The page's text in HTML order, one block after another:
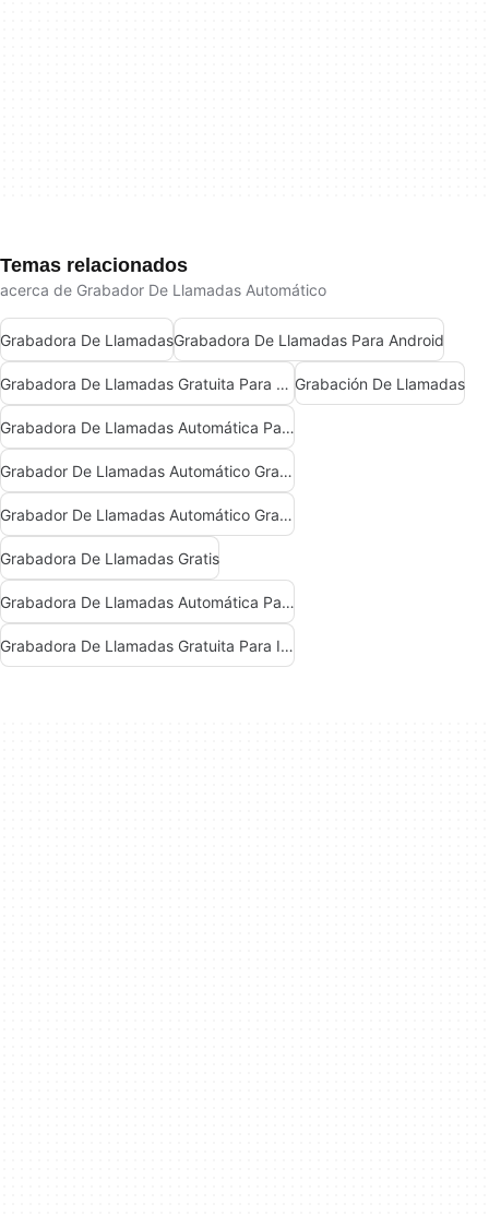
Temas relacionados
acerca de Grabador De Llamadas Automático
Grabadora De LlamadasGrabadora De Llamadas Para Android
Grabadora De Llamadas Gratuita Para Android Grabación De Llamadas
Grabadora De Llamadas Automática Para Android
Grabador De Llamadas Automático Gratuito Para Android
Grabador De Llamadas Automático Gratuito
Grabadora De Llamadas Gratis
Grabadora De Llamadas Automática Para Iphone
Grabadora De Llamadas Gratuita Para Iphone